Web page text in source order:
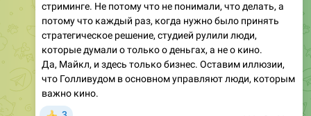
стриминге. Не потому что не понимали, что делать, а
потому что каждый раз, когда нужно было принять
стратегическое решение, студией рулили люди,
которые думали о только о деньгах, а не о кино.
Да, Майкл, и здесь только бизнес. Оставим иллюзии,
что Голливудом в основном управляют люди, которым
важно кино.